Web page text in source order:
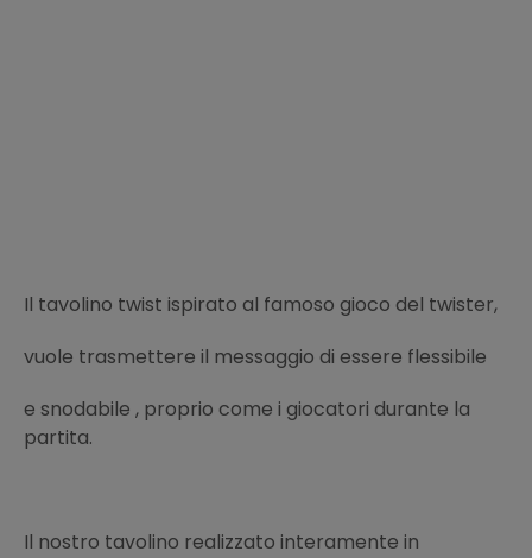
Il tavolino twist ispirato al famoso gioco del twister,
vuole trasmettere il messaggio di essere flessibile
e snodabile , proprio come i giocatori durante la
partita.
Il nostro tavolino realizzato interamente in